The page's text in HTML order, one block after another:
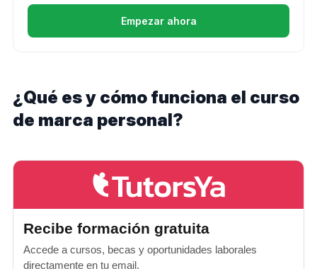
Empezar ahora
¿Qué es y cómo funciona el curso
de marca personal?
Recibe formación gratuita
Accede a cursos, becas y oportunidades laborales
directamente en tu email.